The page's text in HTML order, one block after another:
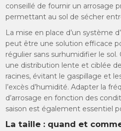
conseillé de fournir un arrosage
permettant au sol de sécher
La mise en place d’un système
peut être une solution efficace
régulier sans surhumidifier le
une distribution lente et ciblée
racines, évitant le gaspillage et
l’excès d’humidité. Adapter la
d’arrosage en fonction des
saison est également essentiel
La taille : quand et